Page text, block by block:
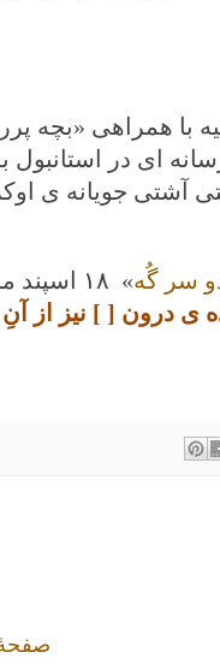
با همراهی «بچه
ای در استانبول
آشتی جویانه ی
سر گُه» ۱۸ اسپند ماه
ی درون [ ] نیز